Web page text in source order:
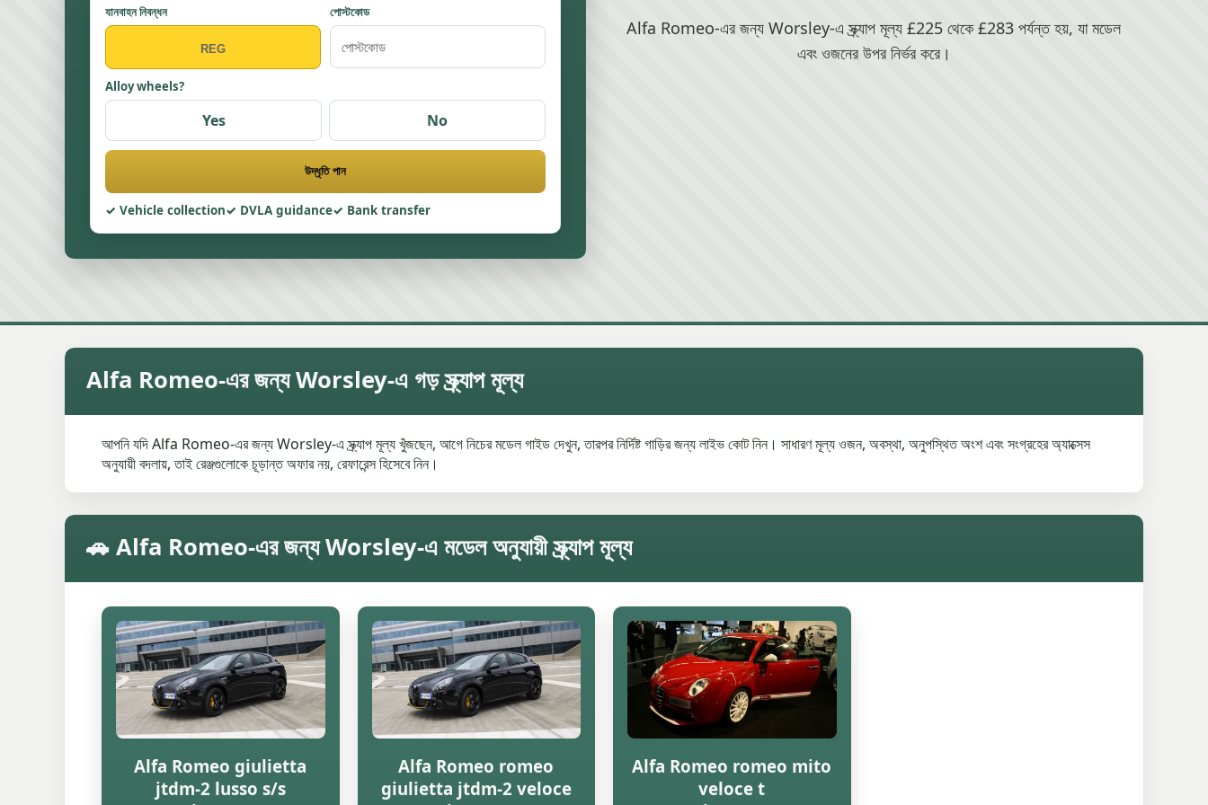
যানবাহন নিবন্ধন পোস্টকোড
Alloy wheels?
Yes No
উদ্ধৃতি পান
Vehicle collection DVLA guidance Bank transfer
Alfa Romeo-এর জন্য Worsley-এ স্ক্র্যাপ মূল্য £225 থেকে £283 পর্যন্ত হয়, যা মডেল
এবং ওজনের উপর নির্ভর করে।
Alfa Romeo-এর জন্য Worsley-এ গড় স্ক্র্যাপ মূল্য
আপনি যদি Alfa Romeo-এর জন্য Worsley-এ স্ক্র্যাপ মূল্য খুঁজছেন, আগে নিচের মডেল গাইড দেখুন, তারপর নির্দিষ্ট গাড়ির জন্য লাইভ কোট নিন। সাধারণ মূল্য ওজন, অবস্থা, অনুপস্থিত অংশ এবং সংগ্রহের অ্যাক্সেস
অনুযায়ী বদলায়, তাই রেঞ্জগুলোকে চূড়ান্ত অফার নয়, রেফারেন্স হিসেবে নিন।
🚗 Alfa Romeo-এর জন্য Worsley-এ মডেল অনুযায়ী স্ক্র্যাপ মূল্য
Alfa Romeo giulietta
jtdm-2 lusso s/s
Alfa Romeo romeo
giulietta jtdm-2 veloce
Alfa Romeo romeo mito
veloce t